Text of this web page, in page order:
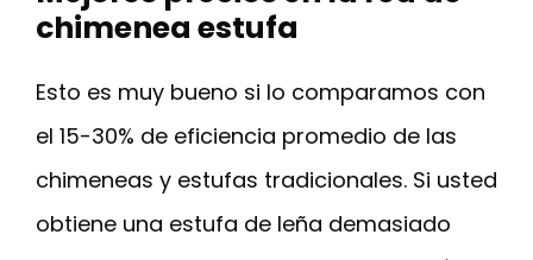
chimenea estufa
Esto es muy bueno si lo comparamos con
el 15-30% de eficiencia promedio de las
chimeneas y estufas tradicionales. Si usted
obtiene una estufa de leña demasiado